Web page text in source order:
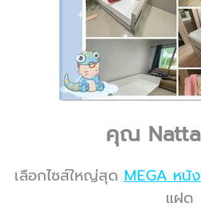
คุณ
เลือกไซส์ใหญ่สุดMEGA หนั
แฝด